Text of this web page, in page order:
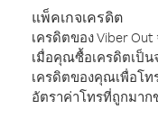
แพ็คเกจเครดิต
เครดิตของ Viber
เมื่อคุณซื้อเครดิตเป็น
เครดิตของคุณเพื่อโท
อัตราค่าโทรที่ถูกมาก